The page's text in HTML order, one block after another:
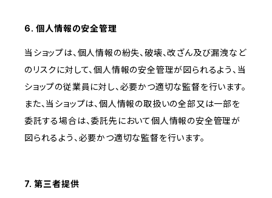
6. 個人情報の安全管理
当ショップは、個人情報の紛失、破壊、改ざん及び漏洩など
のリスクに対して、個人情報の安全管理が図られるよう、当
ショップの従業員に対し、必要かつ適切な監督を行います。
また、当ショップは、個人情報の取扱いの全部又は一部を
委託する場合は、委託先において個人情報の安全管理が
図られるよう、必要かつ適切な監督を行います。
7. 第三者提供